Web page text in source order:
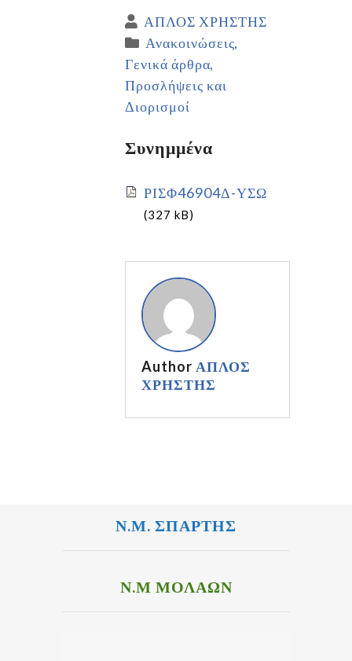
ΑΠΛΟΣ ΧΡΗΣΤΗΣ
Ανακοινώσεις
Γενικά άρθρα
Προσλήψεις και
Διορισμοί
Συνημμένα
ΡΙΣΦ46904Δ-ΥΣΩ
(327 kB)
Author ΑΠΛΟΣ
ΧΡΗΣΤΗΣ
Ν.Μ. ΣΠΑΡΤΗΣ
Ν.Μ ΜΟΛΑΩΝ